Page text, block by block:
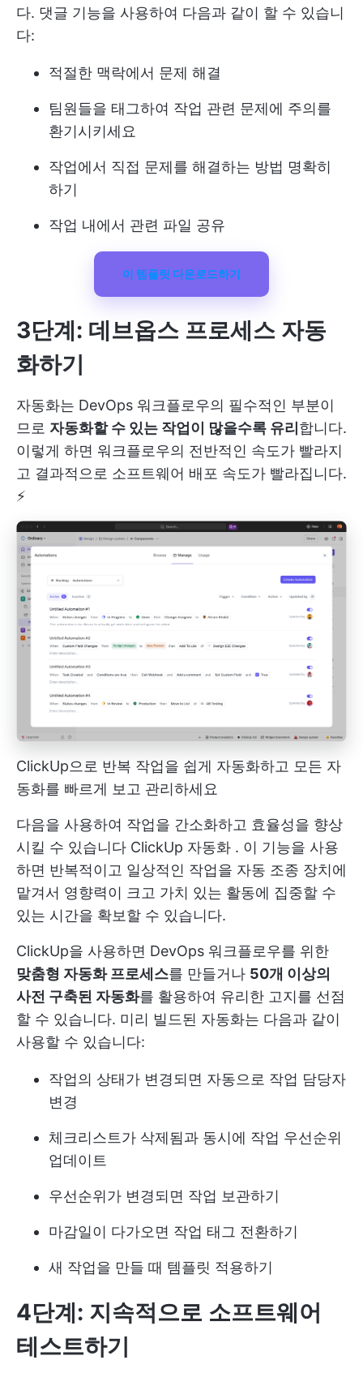
다. 댓글 기능을 사용하여 다음과 같이 할 수 있습니
다:
적절한 맥락에서 문제 해결
팀원들을 태그하여 작업 관련 문제에 주의를
환기시키세요
작업에서 직접 문제를 해결하는 방법 명확히
하기
작업 내에서 관련 파일 공유
이 템플릿 다운로드하기
3단계: 데브옵스 프로세스 자동
화하기
자동화는 DevOps 워크플로우의 필수적인 부분이
므로 자동화할 수 있는 작업이 많을수록 유리 합니다.
이렇게 하면 워크플로우의 전반적인 속도가 빨라지
고 결과적으로 소프트웨어 배포 속도가 빨라집니다.
⚡
ClickUp으로 반복 작업을 쉽게 자동화하고 모든 자
동화를 빠르게 보고 관리하세요
다음을 사용하여 작업을 간소화하고 효율성을 향상
시킬 수 있습니다 ClickUp 자동화 . 이 기능을 사용
하면 반복적이고 일상적인 작업을 자동 조종 장치에
맡겨서 영향력이 크고 가치 있는 활동에 집중할 수
있는 시간을 확보할 수 있습니다.
ClickUp을 사용하면 DevOps 워크플로우를 위한
맞춤형 자동화 프로세스를 만들거나 50개 이상의
사전 구축된 자동화를 활용하여 유리한 고지를 선점
할 수 있습니다. 미리 빌드된 자동화는 다음과 같이
사용할 수 있습니다:
작업의 상태가 변경되면 자동으로 작업 담당자
변경
체크리스트가 삭제됨과 동시에 작업 우선순위
업데이트
우선순위가 변경되면 작업 보관하기
마감일이 다가오면 작업 태그 전환하기
새 작업을 만들 때 템플릿 적용하기
4단계: 지속적으로 소프트웨어
테스트하기